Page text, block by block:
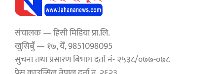
संचालक — हिसी मिडिया प्रा.लि.
खुसिबुँ — १७, येँ, 9851098095
सुचना तथा प्रसारण बिभाग दर्ता नं- २५३८/०७७-०७८